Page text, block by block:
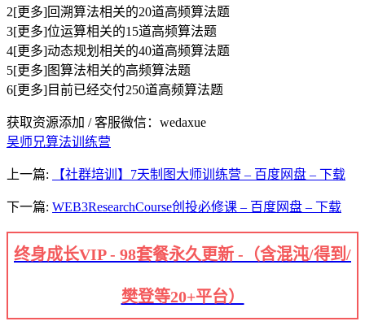
2[更多]回溯算法相关的20道高频算法题
3[更多]位运算相关的15道高频算法题
4[更多]动态规划相关的40道高频算法题
5[更多]图算法相关的高频算法题
6[更多]目前已经交付250道高频算法题
获取资源添加 / 客服微信：wedaxue
吴师兄算法训练营
上一篇: 【社群培训】7天制图大师训练营 – 百度网盘 – 下载
下一篇: WEB3ResearchCourse创投必修课 – 百度网盘 – 下载
终身成长VIP - 98套餐永久更新 -（含混沌/得到/
樊登等20+平台）